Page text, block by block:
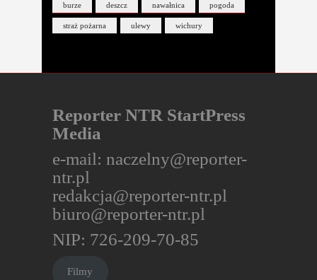
burze deszcz nawałnica pogoda
straż pożarna ulewy wichury
Reporter NTR StartPress
Media
e-mail: naczelny@reporter-
ntr.pl
redakcja@reporter-ntr.pl
biuro@reporter-ntr.pl
NIP: 726-209-70-85
Filmy